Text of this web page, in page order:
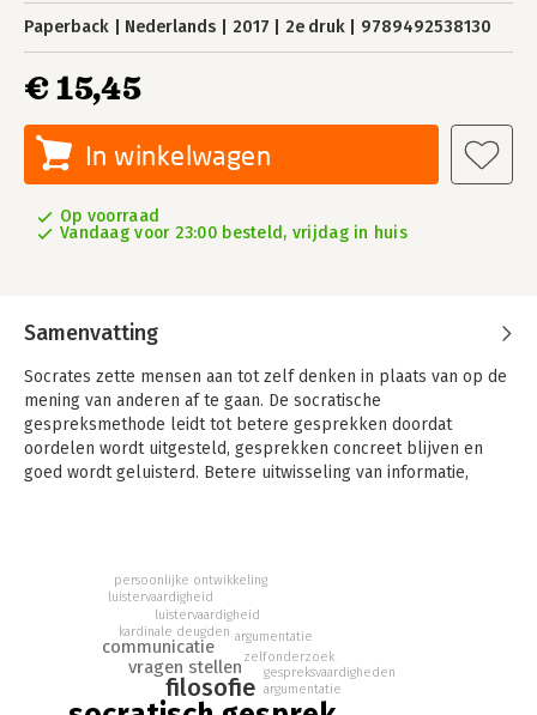
Paperback Nederlands 2017 2e druk 9789492538130
€ 15,45
In winkelwagen
Op voorraad
Vandaag voor 23:00 besteld, vrijdag in huis
Samenvatting
Socrates zette mensen aan tot zelf denken in plaats van op de
mening van anderen af te gaan. De socratische
gespreksmethode leidt tot betere gesprekken doordat
oordelen wordt uitgesteld, gesprekken concreet blijven en
goed wordt geluisterd. Betere uitwisseling van informatie,
gesprek kort en bondig uit in vijf stappen, compleet met
checklisten en overzichten van de belangrijkste handvatten en
valkuilen voor de beginnende gespreksleider. Voorbeelden
van socratische gesprekken uit de praktijk maken de
gesprekstappen nog inzichtelijker.
filosofie
vragen stellen
communicatie
kardinale deugden
luistervaardigheid
argumentatie
zelfonderzoek
luistervaardigheid
persoonlijke ontwikkeling
gespreksvaardigheden
argumentatie